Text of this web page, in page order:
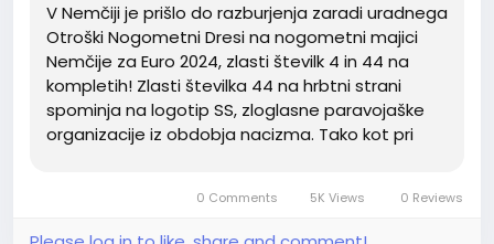
V Nemčiji je prišlo do razburjenja zaradi uradnega
Otroški Nogometni Dresi na nogometni majici
Nemčije za Euro 2024, zlasti številk 4 in 44 na
kompletih! Zlasti številka 44 na hrbtni strani
spominja na logotip SS, zloglasne paravojaške
organizacije iz obdobja nacizma. Tako kot pri
0 Comments 5K Views 0 Reviews